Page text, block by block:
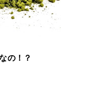
の！？